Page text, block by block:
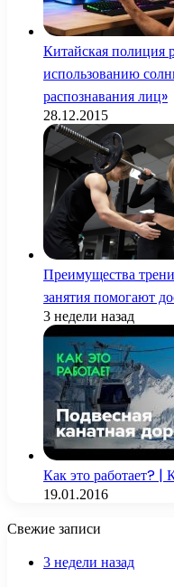
Китайская полиция
использованию
распознавания лиц»
28.12.2015
Преимущества
занятия помогают
3 недели назад
Как это работает? |
19.01.2016
Свежие записи
3 недели назад